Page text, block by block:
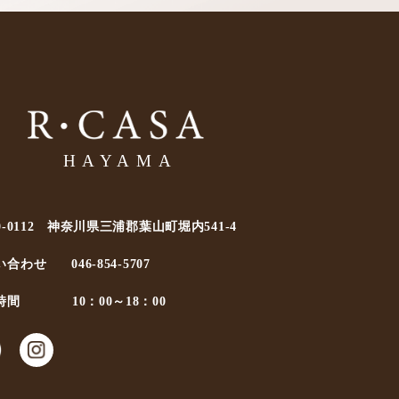
0112 神奈川県三浦郡葉山町堀内541-4
合わせ 046-854-5707
間 10：00～18：00